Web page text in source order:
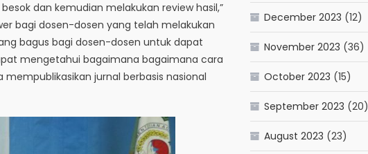
dan kemudian melakukan review hasil,”
bagi dosen-dosen yang telah melakukan
bagus bagi dosen-dosen untuk dapat
mengetahui bagaimana bagaimana cara
jurnal berbasis nasional
December 2023 (12)
November 2023 (36)
October 2023 (15)
September 2023 (20)
August 2023 (23)